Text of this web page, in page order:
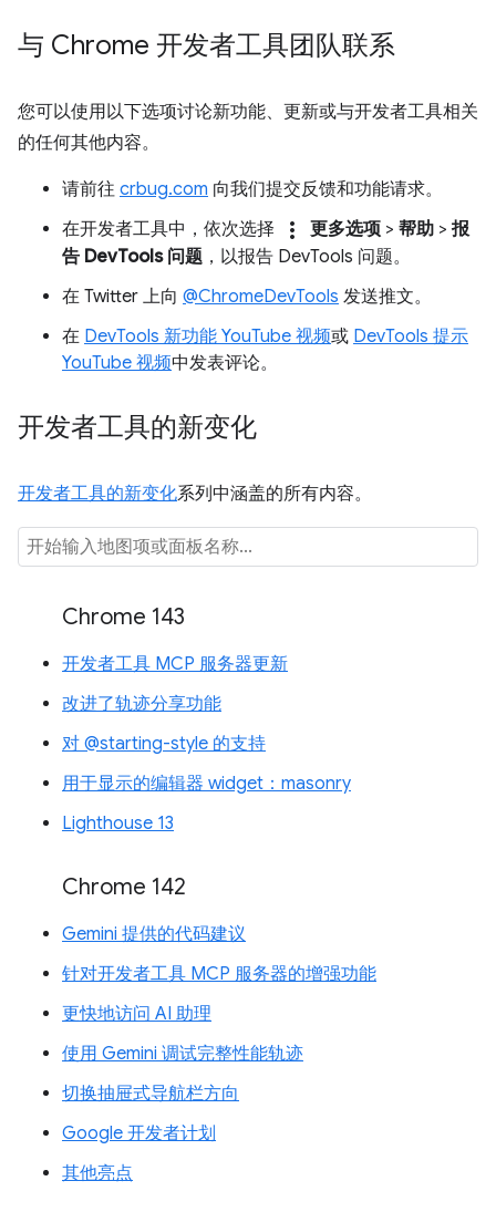
与 Chrome 开发者工具团队联系
您可以使用以下选项讨论新功能、更新或与开发者工具相关
的任何其他内容。
请前往 crbug.com 向我们提交反馈和功能请求。
在开发者工具中，依次选择
more_vert 更多选项 > 帮助 > 报
告 DevTools 问题 ，以报告 DevTools 问题。
在 Twitter 上向 @ChromeDevTools 发送推文。
在 DevTools 新功能 YouTube 视频或 DevTools 提示
YouTube 视频中发表评论。
开发者工具的新变化
开发者工具的新变化系列中涵盖的所有内容。
Chrome 143
开发者工具 MCP 服务器更新
改进了轨迹分享功能
对 @starting-style 的支持
用于显示的编辑器 widget：masonry
Lighthouse 13
Chrome 142
Gemini 提供的代码建议
针对开发者工具 MCP 服务器的增强功能
更快地访问 AI 助理
使用 Gemini 调试完整性能轨迹
切换抽屉式导航栏方向
Google 开发者计划
其他亮点